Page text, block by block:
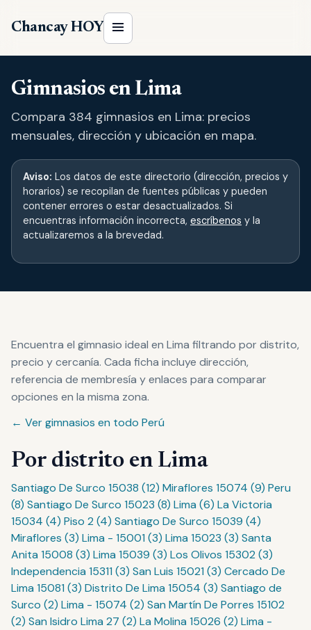
Chancay HOY
Gimnasios en Lima
Compara 384 gimnasios en Lima: precios
mensuales, dirección y ubicación en mapa.
Aviso: Los datos de este directorio (dirección, precios y
horarios) se recopilan de fuentes públicas y pueden
contener errores o estar desactualizados. Si
encuentras información incorrecta, escríbenos y la
actualizaremos a la brevedad.
Encuentra el gimnasio ideal en Lima filtrando por distrito,
precio y cercanía. Cada ficha incluye dirección,
referencia de membresía y enlaces para comparar
opciones en la misma zona.
← Ver gimnasios en todo Perú
Por distrito en Lima
Santiago De Surco 15038 (12) Miraflores 15074 (9) Peru
(8) Santiago De Surco 15023 (8) Lima (6) La Victoria
15034 (4) Piso 2 (4) Santiago De Surco 15039 (4)
Miraflores (3) Lima - 15001 (3) Lima 15023 (3) Santa
Anita 15008 (3) Lima 15039 (3) Los Olivos 15302 (3)
Independencia 15311 (3) San Luis 15021 (3) Cercado De
Lima 15081 (3) Distrito De Lima 15054 (3) Santiago de
Surco (2) Lima - 15074 (2) San Martín De Porres 15102
(2) San Isidro Lima 27 (2) La Molina 15026 (2) Lima -